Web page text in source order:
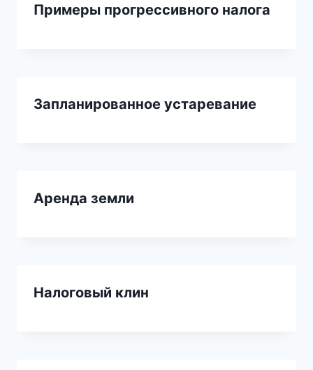
Примеры прогрессивного налога
Запланированное устаревание
Аренда земли
Налоговый клин